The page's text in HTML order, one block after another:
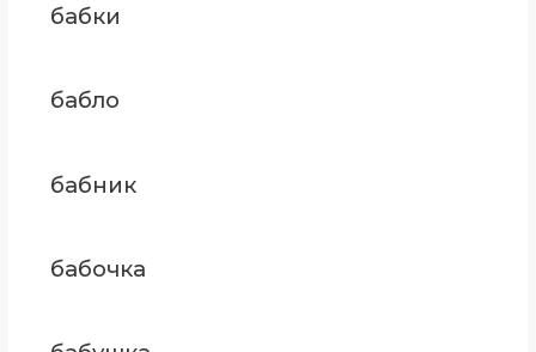
бабки
бабло
бабник
бабочка